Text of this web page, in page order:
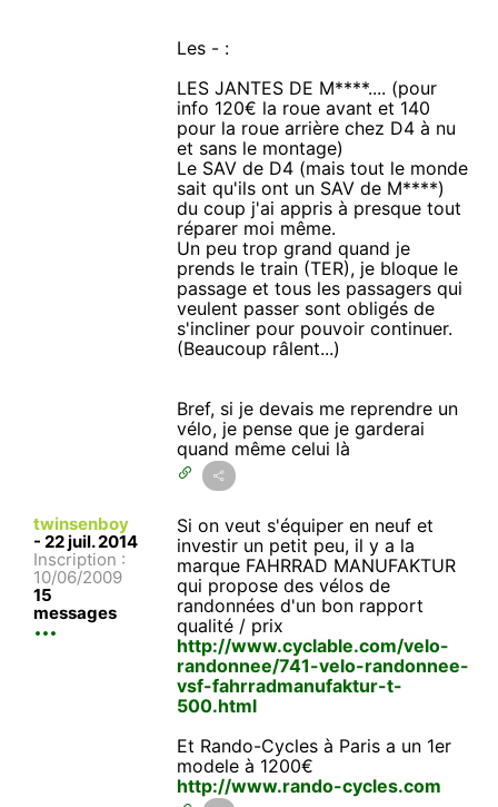
Les - :
LES JANTES DE M****.... (pour
info 120€ la roue avant et 140
pour la roue arrière chez D4 à nu
et sans le montage)
Le SAV de D4 (mais tout le monde
sait qu'ils ont un SAV de M****)
du coup j'ai appris à presque tout
réparer moi même.
Un peu trop grand quand je
prends le train (TER), je bloque le
passage et tous les passagers qui
veulent passer sont obligés de
s'incliner pour pouvoir continuer.
(Beaucoup râlent...)
Bref, si je devais me reprendre un
vélo, je pense que je garderai
quand même celui là
twinsenboy
- 22 juil. 2014
Inscription :
10/06/2009
15
messages
Si on veut s'équiper en neuf et
investir un petit peu, il y a la
marque FAHRRAD MANUFAKTUR
qui propose des vélos de
randonnées d'un bon rapport
qualité / prix
http://www.cyclable.com/velo-
randonnee/741-velo-randonnee-
vsf-fahrradmanufaktur-t-
500.html
Et Rando-Cycles à Paris a un 1er
modele à 1200€
http://www.rando-cycles.com